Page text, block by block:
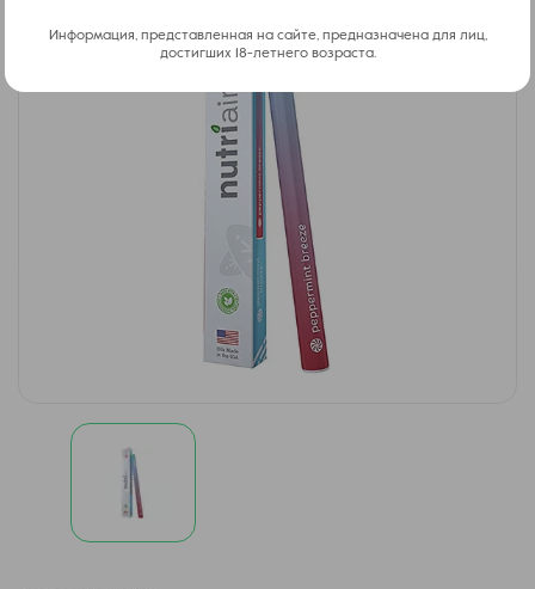
Информация, представленная на сайте, предназначена для лиц,
достигших 18-летнего возраста.